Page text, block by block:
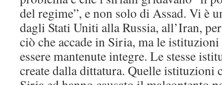
del regime”, e non solo di Assad. Vi è
dagli Stati Uniti alla Russia, all’Iran,
ciò che accade in Siria, ma le
essere mantenute integre. Le stesse
create dalla dittatura. Quelle istituzioni